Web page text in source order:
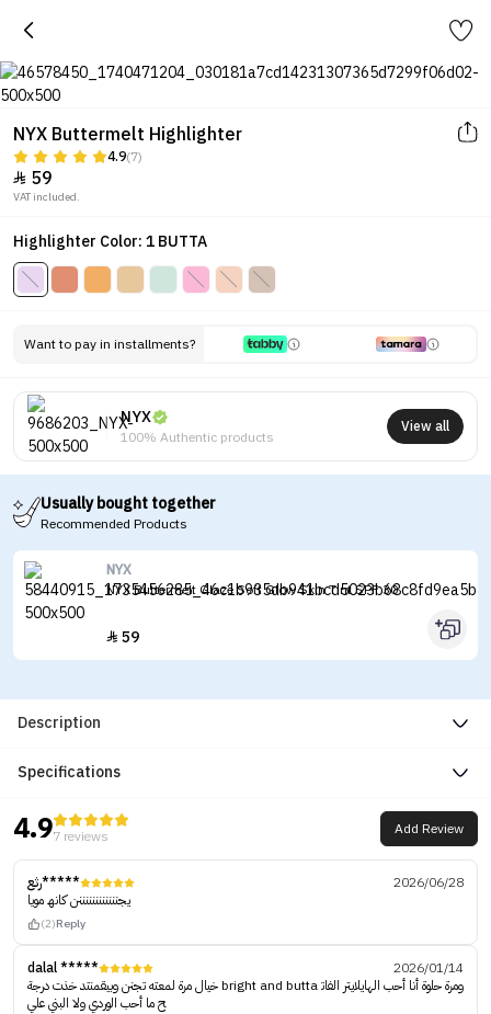
NYX Buttermelt Highlighter
4.9(7)
 59
VAT included.
Highlighter Color: 1 BUTTA
Want to pay in installments?
NYX
100% Authentic products
View all
Usually bought together
Recommended Products
NYX
NYX Buttermelt Glaze Soft Glow Skin Tint SPF 30
 59
Description
Specifications
4.97 reviews Add Review
رثع*****
2026/06/28
يجننننننننننننن كانھ مويا
(2)Reply
dalal *****
2026/01/14
خيال مرة لمعته تجنن وبيقمنتد خذت درجة bright and butta ومرة حلوة أنا أحب الهايلايتر الفات
ح ما أحب الوردي ولا البني علي